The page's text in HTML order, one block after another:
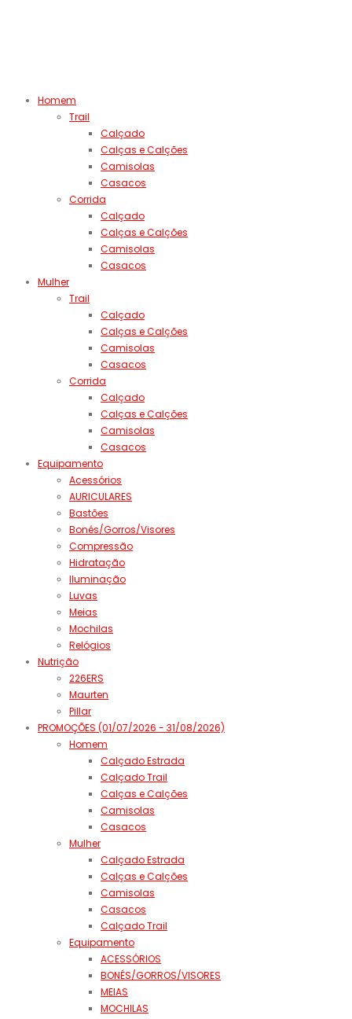
Homem
Trail
Calçado
Calças e Calções
Camisolas
Casacos
Corrida
Calçado
Calças e Calções
Camisolas
Casacos
Mulher
Trail
Calçado
Calças e Calções
Camisolas
Casacos
Corrida
Calçado
Calças e Calções
Camisolas
Casacos
Equipamento
Acessórios
AURICULARES
Bastões
Bonés/Gorros/Visores
Compressão
Hidratação
Iluminação
Luvas
Meias
Mochilas
Relógios
Nutrição
226ERS
Maurten
Pillar
PROMOÇÕES (01/07/2026 - 31/08/2026)
Homem
Calçado Estrada
Calçado Trail
Calças e Calções
Camisolas
Casacos
Mulher
Calçado Estrada
Calças e Calções
Camisolas
Casacos
Calçado Trail
Equipamento
ACESSÓRIOS
BONÉS/GORROS/VISORES
MEIAS
MOCHILAS